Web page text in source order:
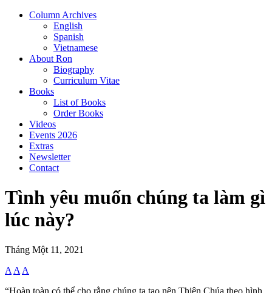
Column Archives
English
Spanish
Vietnamese
About Ron
Biography
Curriculum Vitae
Books
List of Books
Order Books
Videos
Events 2026
Extras
Newsletter
Contact
Tình yêu muốn chúng ta làm gì
lúc này?
Tháng Một 11, 2021
A A A
“Hoàn toàn có thể cho rằng chúng ta tạo nên Thiên Chúa theo hình